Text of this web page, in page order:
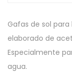
Gafas de sol
elaborado de
Especialmente
agua.